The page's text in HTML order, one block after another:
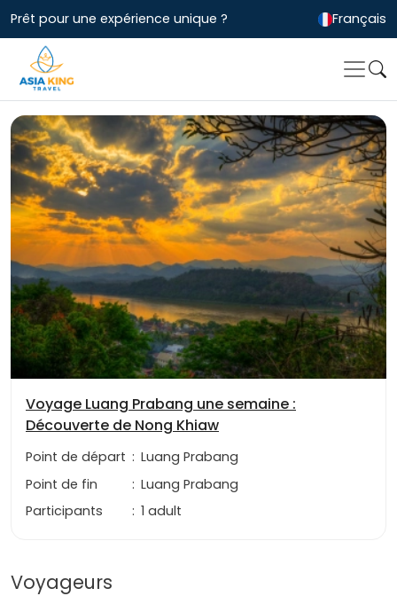
Prêt pour une expérience unique ? Français
Voyageurs
Voyage Luang Prabang une semaine :
Découverte de Nong Khiaw
Point de départ : Luang Prabang
Point de fin
: Luang Prabang
Participants
: 1 adult